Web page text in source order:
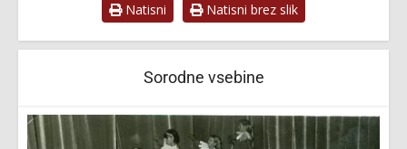
Natisni Natisni brez slik
Sorodne vsebine